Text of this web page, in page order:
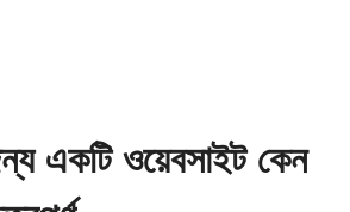
একটি ওয়েবসাইট কেন